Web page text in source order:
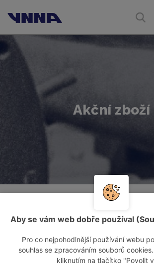
Akční zboží
Připravujeme
Aby se vám web dobře používal
Pro co nejpohodlnější používání webu
souhlas se zpracováním souborů
kliknutím na tlačítko "Povolit